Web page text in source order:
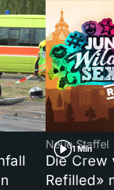
1 Min
Neue Staffel
Die Crew
Refilled»